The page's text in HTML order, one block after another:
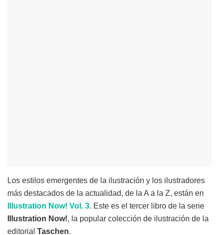
Los estilos emergentes de la ilustración y los ilustradores
más destacados de la actualidad, de la A a la Z, están en
Illustration Now! Vol. 3. Este es el tercer libro de la serie
Illustration Now!, la popular colección de ilustración de la
editorial Taschen.